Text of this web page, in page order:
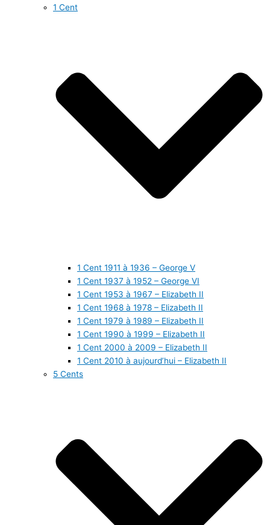
1 Cent
1 Cent 1911 à 1936 – George V
1 Cent 1937 à 1952 – George VI
1 Cent 1953 à 1967 – Elizabeth II
1 Cent 1968 à 1978 – Elizabeth II
1 Cent 1979 à 1989 – Elizabeth II
1 Cent 1990 à 1999 – Elizabeth II
1 Cent 2000 à 2009 – Elizabeth II
1 Cent 2010 à aujourd’hui – Elizabeth II
5 Cents